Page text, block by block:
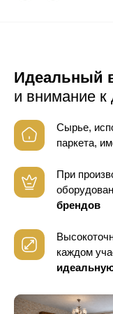
Идеальный
и внимание к
Сырье,
паркета,
При
брендов
каждом